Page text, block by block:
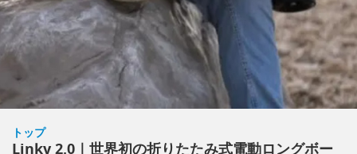
トップ
Linky 2.0｜世界初の折りたたみ式電動ロングボー